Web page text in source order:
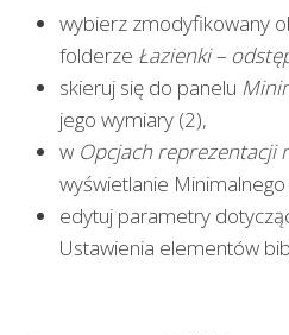
wybierz zmodyfikowany
folderze Łazienki –
skieruj się do panelu
jego wymiary (2),
w Opcjach reprezentacji
wyświetlanie
edytuj parametry
Ustawienia elementów